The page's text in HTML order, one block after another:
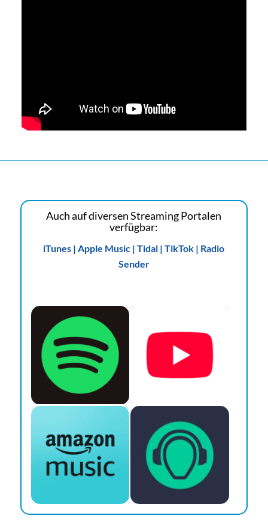
Auch auf diversen Streaming Portalen
verfügbar:
iTunes | Apple Music | Tidal | TikTok | Radio
Sender